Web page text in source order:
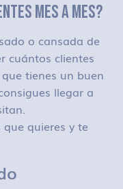
MES A MES?
o cansada de
cuántos clientes
tienes un buen
llegar a
quieres y te